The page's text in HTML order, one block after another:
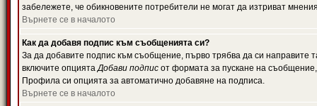
забележете, че обикновените потребители не могат да изтриват
Върнете се в началото
Как да добавя подпис към съобщенията си?
За да добавите подпис към съобщение, първо трябва да си
включите опциятаДобави подпис от формата за пускане на
Профила си опцията за автоматично добавяне на подписа.
Върнете се в началото